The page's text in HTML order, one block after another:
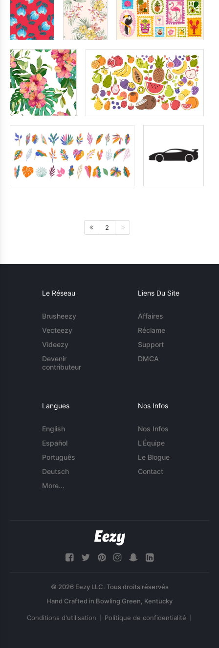
2
Le Réseau
Brusheezy
Vecteezy
Videezy
Devenir
contributeur
Liens Du Site
Affaires
Réclame
Support
DMCA
Langues
English
Español
Português
Deutsch
More...
Nos Infos
Nos Infos
L'Équipe
Le Blogue
Contact
© 2026 Eezy LLC. Tous droits réservés
Conditions d'utilisation Politique de confidentialité